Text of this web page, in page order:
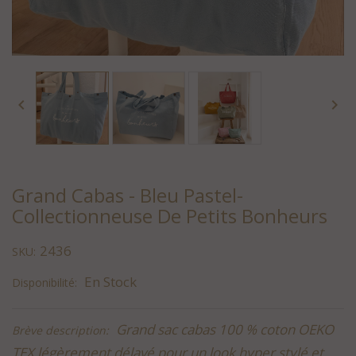
 
Grand Cabas - Bleu Pastel-
Collectionneuse De Petits Bonheurs
SKU: 2436
Disponibilité: En Stock
Brève description: Grand sac cabas 100 % coton OEKO